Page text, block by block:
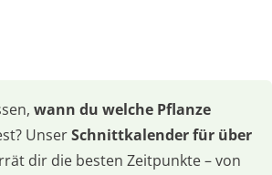
wann du welche Pflanze
UnserSchnittkalender für über
dir die besten Zeitpunkte – von